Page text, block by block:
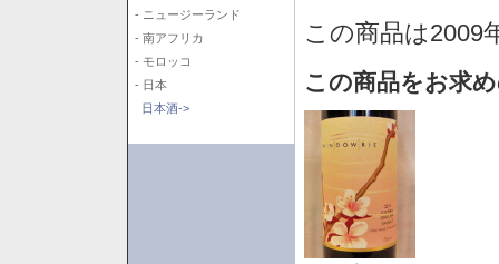
- ニュージーランド
- 南アフリカ
- モロッコ
- 日本
日本酒->
この商品は2009
この商品をお求